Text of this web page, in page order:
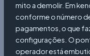
mito a demolir. Em
conforme o número
pagamentos, o que
configurações. O
operador está